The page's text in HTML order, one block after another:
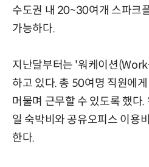
수도권 내 20~30여개 스파크
가능하다.
지난달부터는 '워케이션
하고 있다. 총 50여명 직원에
머물며 근무할 수 있도록 했다
일 숙박비와 공유오피스 이용
한다.